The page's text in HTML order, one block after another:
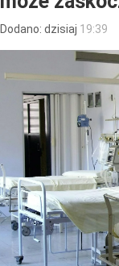
Dodano: dzisiaj 19:39